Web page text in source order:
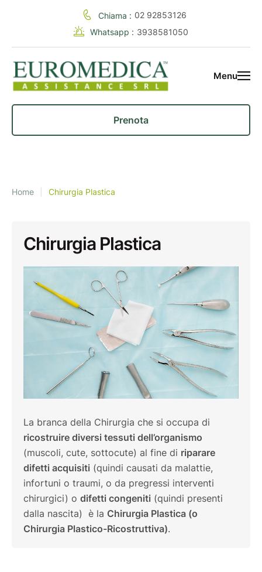
Chiama : 02 92853126
Whatsapp : 3938581050
Menu
Prenota
Home Chirurgia Plastica
Chirurgia Plastica
La branca della Chirurgia che si occupa di
ricostruire diversi tessuti dell’organismo
(muscoli, cute, sottocute) al fine di riparare
difetti acquisiti (quindi causati da malattie,
infortuni o traumi, o da pregressi interventi
chirurgici) o difetti congeniti (quindi presenti
dalla nascita) è la Chirurgia Plastica (o
Chirurgia Plastico-Ricostruttiva).